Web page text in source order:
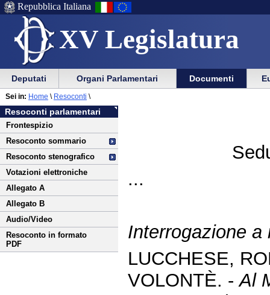
XV Legislatura
Menu
di
ausilio
alla
navigazione
Vai
Menu
di
navigazione
principale
Repubblica Italiana
Menu
di
navigazione
principale
Vai
menu
di
sezione
Deputati Organi Parlamentari Documenti
Vai
al
contenuto
Resoconti parlamentari
Frontespizio
Resoconto sommario
Resoconto stenografico
Votazioni elettroniche
Allegato A
Allegato B
Audio/Video
Resoconto in formato
PDF
Sei in: Home \ Resoconti \
...
Interrogazione
LUCCHESE,
VOLONTÈ. -Al